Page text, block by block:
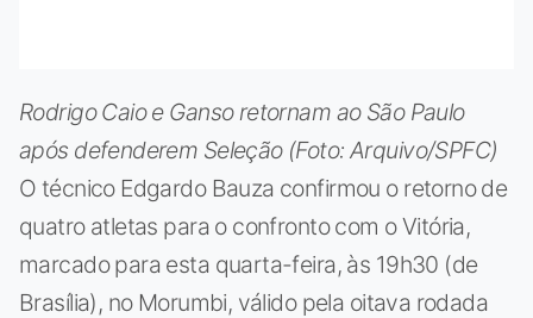
Rodrigo Caio e Ganso retornam ao São Paulo
após defenderem Seleção (Foto: Arquivo/SPFC)
O técnico Edgardo Bauza confirmou o retorno de
quatro atletas para o confronto com o Vitória,
marcado para esta quarta-feira, às 19h30 (de
Brasília), no Morumbi, válido pela oitava rodada